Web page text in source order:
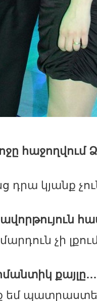
հաջողվում
կյանք
չի
քայլը…
եմ